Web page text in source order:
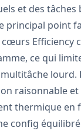
et des
principal point
cœurs Efficiency
ce qui
lourd.
raisonnable et
thermique en
config